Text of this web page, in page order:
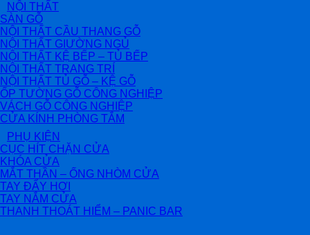
NỘI THẤT
SÀN GỖ
NỘI THẤT CẦU THANG GỖ
NỘI THẤT GIƯỜNG NGỦ
NỘI THẤT KỆ BẾP – TỦ BẾP
NỘI THẤT TRANG TRÍ
NỘI THẤT TỦ GỖ – KỆ GỖ
ỐP TƯỜNG GỖ CÔNG NGHIỆP
VÁCH GỖ CÔNG NGHIỆP
CỬA KÍNH PHÒNG TẮM
PHỤ KIỆN
CỤC HÍT CHẶN CỬA
KHÓA CỬA
MẮT THẦN – ỐNG NHÒM CỬA
TAY ĐẨY HƠI
TAY NẮM CỬA
THANH THOÁT HIỂM – PANIC BAR